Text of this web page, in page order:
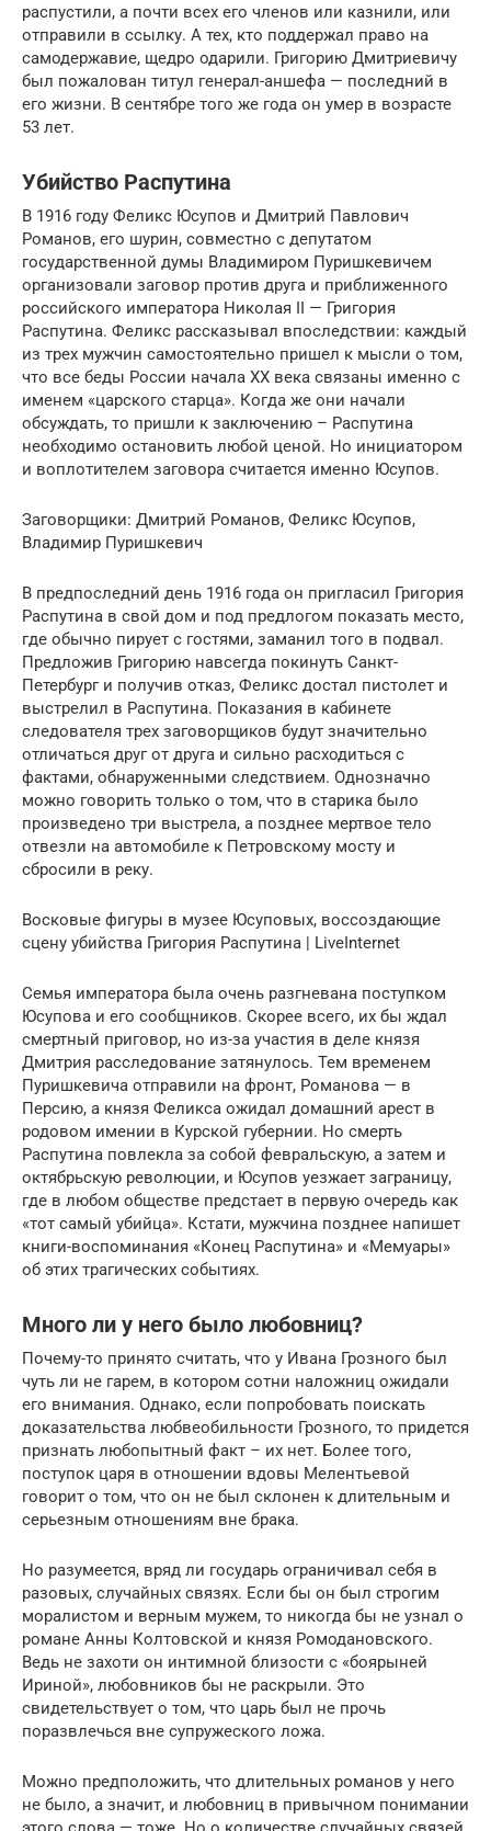
распустили, а почти всех его членов или казнили, или
отправили в ссылку. А тех, кто поддержал право на
самодержавие, щедро одарили. Григорию Дмитриевичу
был пожалован титул генерал-аншефа — последний в
его жизни. В сентябре того же года он умер в возрасте
53 лет.
Убийство Распутина
В 1916 году Феликс Юсупов и Дмитрий Павлович
Романов, его шурин, совместно с депутатом
государственной думы Владимиром Пуришкевичем
организовали заговор против друга и приближенного
российского императора Николая II — Григория
Распутина. Феликс рассказывал впоследствии: каждый
из трех мужчин самостоятельно пришел к мысли о том,
что все беды России начала XX века связаны именно с
именем «царского старца». Когда же они начали
обсуждать, то пришли к заключению – Распутина
необходимо остановить любой ценой. Но инициатором
и воплотителем заговора считается именно Юсупов.
Заговорщики: Дмитрий Романов, Феликс Юсупов,
Владимир Пуришкевич
В предпоследний день 1916 года он пригласил Григория
Распутина в свой дом и под предлогом показать место,
где обычно пирует с гостями, заманил того в подвал.
Предложив Григорию навсегда покинуть Санкт-
Петербург и получив отказ, Феликс достал пистолет и
выстрелил в Распутина. Показания в кабинете
следователя трех заговорщиков будут значительно
отличаться друг от друга и сильно расходиться с
фактами, обнаруженными следствием. Однозначно
можно говорить только о том, что в старика было
произведено три выстрела, а позднее мертвое тело
отвезли на автомобиле к Петровскому мосту и
сбросили в реку.
Восковые фигуры в музее Юсуповых, воссоздающие
сцену убийства Григория Распутина | LiveInternet
Семья императора была очень разгневана поступком
Юсупова и его сообщников. Скорее всего, их бы ждал
смертный приговор, но из-за участия в деле князя
Дмитрия расследование затянулось. Тем временем
Пуришкевича отправили на фронт, Романова — в
Персию, а князя Феликса ожидал домашний арест в
родовом имении в Курской губернии. Но смерть
Распутина повлекла за собой февральскую, а затем и
октябрьскую революции, и Юсупов уезжает заграницу,
где в любом обществе предстает в первую очередь как
«тот самый убийца». Кстати, мужчина позднее напишет
книги-воспоминания «Конец Распутина» и «Мемуары»
об этих трагических событиях.
Много ли у него было любовниц?
Почему-то принято считать, что у Ивана Грозного был
чуть ли не гарем, в котором сотни наложниц ожидали
его внимания. Однако, если попробовать поискать
доказательства любвеобильности Грозного, то придется
признать любопытный факт – их нет. Более того,
поступок царя в отношении вдовы Мелентьевой
говорит о том, что он не был склонен к длительным и
серьезным отношениям вне брака.
Но разумеется, вряд ли государь ограничивал себя в
разовых, случайных связях. Если бы он был строгим
моралистом и верным мужем, то никогда бы не узнал о
романе Анны Колтовской и князя Ромодановского.
Ведь не захоти он интимной близости с «боярыней
Ириной», любовников бы не раскрыли. Это
свидетельствует о том, что царь был не прочь
поразвлечься вне супружеского ложа.
Можно предположить, что длительных романов у него
не было, а значит, и любовниц в привычном понимании